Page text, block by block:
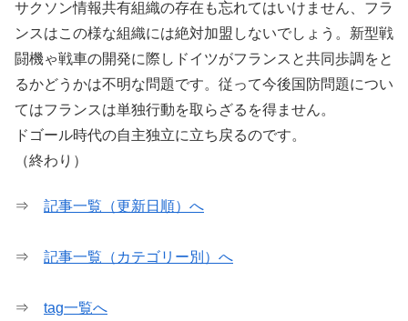
サクソン情報共有組織の存在も忘れてはいけません、フラ
ンスはこの様な組織には絶対加盟しないでしょう。新型戦
闘機ゃ戦車の開発に際しドイツがフランスと共同歩調をと
るかどうかは不明な問題です。従って今後国防問題につい
てはフランスは単独行動を取らざるを得ません。
ドゴール時代の自主独立に立ち戻るのです。
（終わり）
⇒ 記事一覧（更新日順）へ
⇒ 記事一覧（カテゴリー別）へ
⇒ tag一覧へ